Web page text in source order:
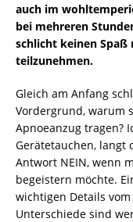
auch im
bei mehreren
schlicht keinen Spaß
teilzunehmen.
Gleich am Anfang
Vordergrund, warum
Apnoeanzug tragen?
Gerätetauchen, langt
Antwort NEIN, wenn
begeistern möchte.
wichtigen Details
Unterschiede sind